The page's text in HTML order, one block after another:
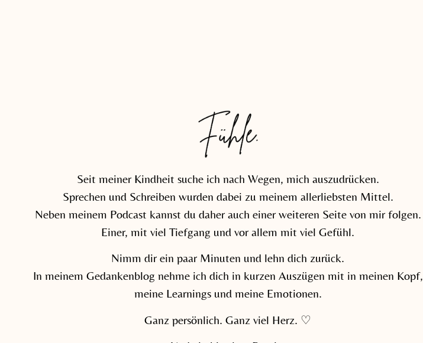
Seit meiner Kindheit suche ich nach Wegen, mich auszudrücken.
Sprechen und Schreiben wurden dabei zu meinem allerliebsten Mittel.
Neben meinem Podcast kannst du daher auch einer weiteren Seite von mir folgen.
Einer, mit viel Tiefgang und vor allem mit viel Gefühl.
Nimm dir ein paar Minuten und lehn dich zurück.
In meinem Gedankenblog nehme ich dich in kurzen Auszügen mit in meinen Kopf,
meine Learnings und meine Emotionen.
Ganz persönlich. Ganz viel Herz. ♡